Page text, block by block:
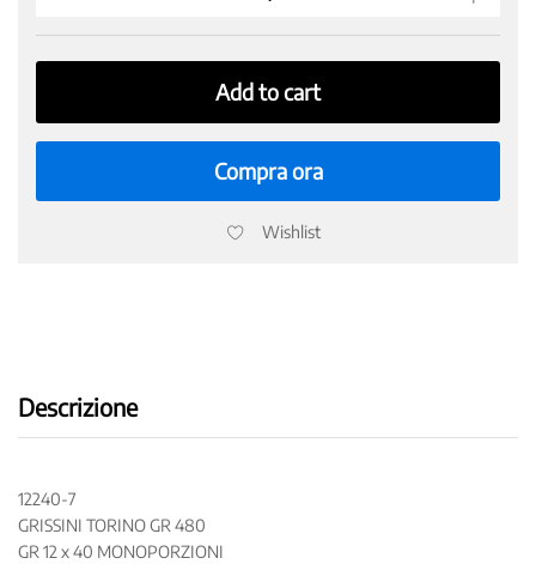
480
GR
40
Add to cart
Compra ora
Wishlist
Descrizione
12240-7
GRISSINI TORINO GR 480
GR 12 x 40 MONOPORZIONI